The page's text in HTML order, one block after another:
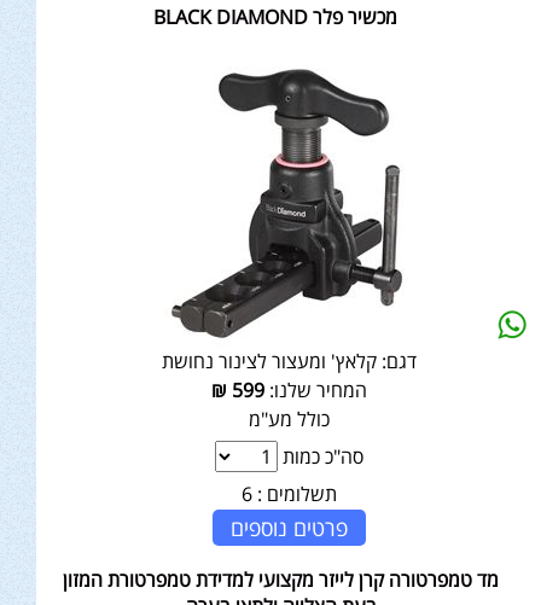
מכשיר פלר BLACK DIAMOND
דגם: קלאץ' ומעצור לצינור נחושת
המחיר שלנו:599
₪
כולל מע"מ
סה"כ כמות
תשלומים : 6
פרטים נוספים
מד טמפרטורה קרן לייזר מקצועי למדידת טמפרטורת המזון